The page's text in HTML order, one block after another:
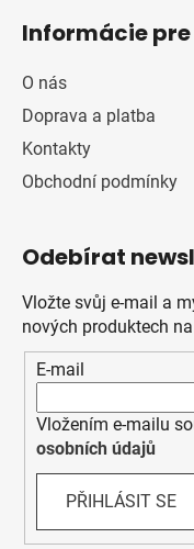
Informácie
O nás
Doprava a platba
Kontakty
Obchodní podmínky
Odebírat
Vložte svůj e-mail a
nových produktech
E-mail
Vložením e-mailu
osobních údajů
PŘIHLÁSIT SE